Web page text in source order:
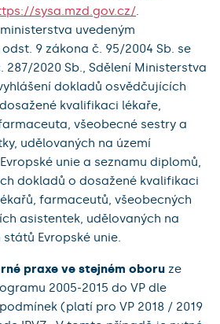
sysa.mzd.gov.cz/
uvedeným
9 zákona č. 95/2004 Sb. se
287/2020 Sb., Sdělení Ministerstva
dokladů osvědčujících
kvalifikaci lékaře,
všeobecné sestry a
udělovaných na území
unie a seznamu diplomů,
dokladů o dosažené kvalifikaci
farmaceutů, všeobecných
asistentek, udělovaných na
Evropské unie.
praxe ve stejném oboru ze
2005-2015 do VP dle
(platí pro VP 2018 / 2019